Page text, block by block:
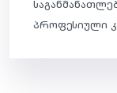
პროფესიული